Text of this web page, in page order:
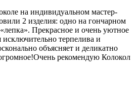
на индивидуальном мастер-
2 изделия: одно на гончарном
Прекрасное и очень уютное
исключительно терпелива и
объясняет и деликатно
рекомендую Колокол